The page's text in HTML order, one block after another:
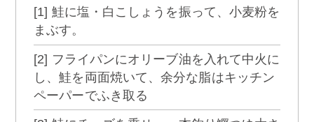
[1] 鮭に塩・白こしょうを振って、小麦粉を
まぶす。
[2] フライパンにオリーブ油を入れて中火に
し、鮭を両面焼いて、余分な脂はキッチン
ペーパーでふき取る